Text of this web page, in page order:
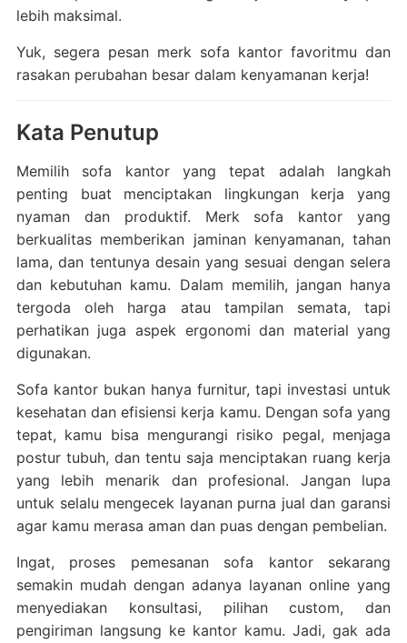
lebih maksimal.
Yuk, segera pesan merk sofa kantor favoritmu dan
rasakan perubahan besar dalam kenyamanan kerja!
Kata Penutup
Memilih sofa kantor yang tepat adalah langkah
penting buat menciptakan lingkungan kerja yang
nyaman dan produktif. Merk sofa kantor yang
berkualitas memberikan jaminan kenyamanan, tahan
lama, dan tentunya desain yang sesuai dengan selera
dan kebutuhan kamu. Dalam memilih, jangan hanya
tergoda oleh harga atau tampilan semata, tapi
perhatikan juga aspek ergonomi dan material yang
digunakan.
Sofa kantor bukan hanya furnitur, tapi investasi untuk
kesehatan dan efisiensi kerja kamu. Dengan sofa yang
tepat, kamu bisa mengurangi risiko pegal, menjaga
postur tubuh, dan tentu saja menciptakan ruang kerja
yang lebih menarik dan profesional. Jangan lupa
untuk selalu mengecek layanan purna jual dan garansi
agar kamu merasa aman dan puas dengan pembelian.
Ingat, proses pemesanan sofa kantor sekarang
semakin mudah dengan adanya layanan online yang
menyediakan konsultasi, pilihan custom, dan
pengiriman langsung ke kantor kamu. Jadi, gak ada